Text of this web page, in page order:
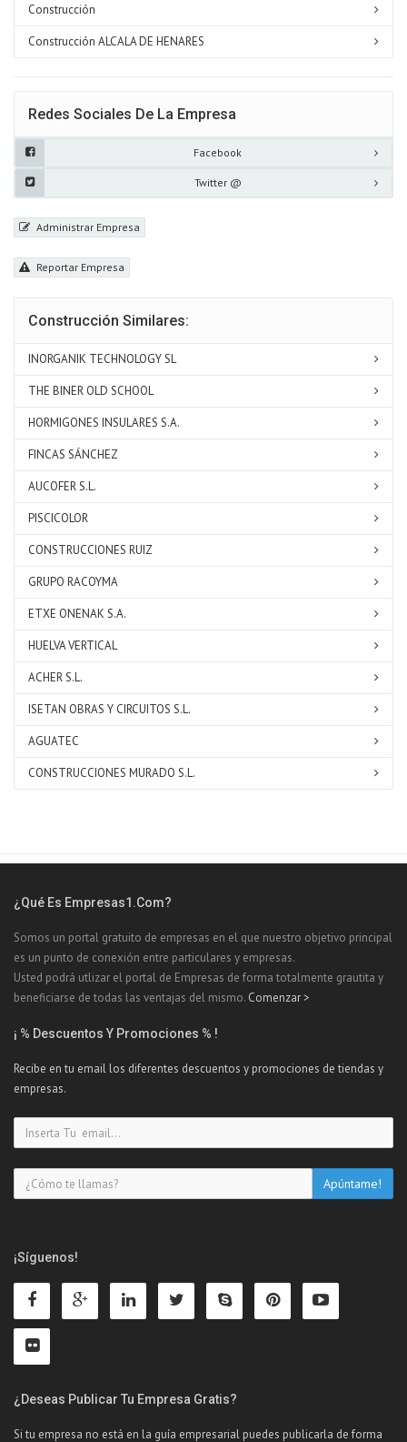
Construcción
Construcción ALCALA DE HENARES
Redes Sociales De La Empresa
Facebook
Twitter @
Administrar Empresa
Reportar Empresa
Construcción Similares:
INORGANIK TECHNOLOGY SL
THE BINER OLD SCHOOL
HORMIGONES INSULARES S.A.
FINCAS SÁNCHEZ
AUCOFER S.L.
PISCICOLOR
CONSTRUCCIONES RUIZ
GRUPO RACOYMA
ETXE ONENAK S.A.
HUELVA VERTICAL
ACHER S.L.
ISETAN OBRAS Y CIRCUITOS S.L.
AGUATEC
CONSTRUCCIONES MURADO S.L.
¿Qué Es Empresas1.com?
Somos un portal gratuito de empresas en el que nuestro objetivo principal
es un punto de conexión entre particulares y empresas.
Usted podrá utlizar el portal de Empresas de forma totalmente grautita y
beneficiarse de todas las ventajas del mismo. Comenzar >
¡ % Descuentos Y Promociones % !
Recibe en tu email los diferentes descuentos y promociones de tiendas y
empresas.
¡Síguenos!
¿Deseas Publicar Tu Empresa Gratis?
Si tu empresa no está en la guía empresarial puedes publicarla de forma